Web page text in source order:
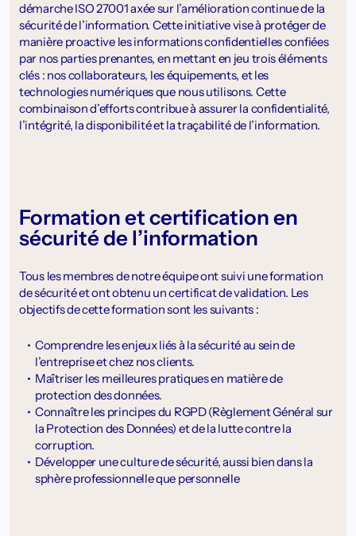
démarche ISO 27001 axée sur l’amélioration continue de la
sécurité de l’information. Cette initiative vise à protéger de
manière proactive les informations confidentielles confiées
par nos parties prenantes, en mettant en jeu trois éléments
clés : nos collaborateurs, les équipements, et les
technologies numériques que nous utilisons. Cette
combinaison d’efforts contribue à assurer la confidentialité,
l’intégrité, la disponibilité et la traçabilité de l’information.
Formation et certification en
sécurité de l’information
Tous les membres de notre équipe ont suivi une formation
de sécurité et ont obtenu un certificat de validation. Les
objectifs de cette formation sont les suivants :
Comprendre les enjeux liés à la sécurité au sein de
l’entreprise et chez nos clients.
Maîtriser les meilleures pratiques en matière de
protection des données.
Connaître les principes du RGPD (Règlement Général sur
la Protection des Données) et de la lutte contre la
corruption.
Développer une culture de sécurité, aussi bien dans la
sphère professionnelle que personnelle